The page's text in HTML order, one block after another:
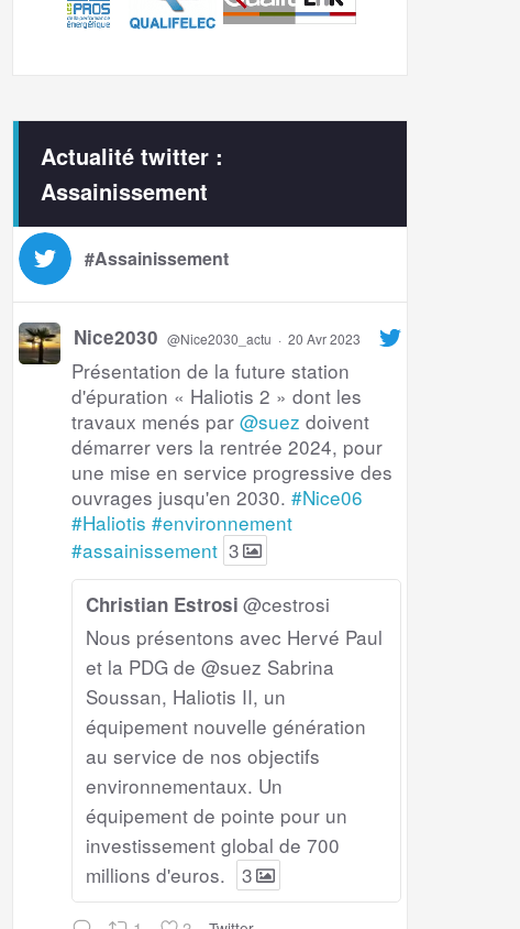
Actualité twitter :
Assainissement
#Assainissement
Nice2030 @Nice2030_actu · 20 Avr 2023
Présentation de la future station
d'épuration « Haliotis 2 » dont les
travaux menés par @suez doivent
démarrer vers la rentrée 2024, pour
une mise en service progressive des
ouvrages jusqu'en 2030. #Nice06
#Haliotis #environnement
#assainissement 3
Christian Estrosi @cestrosi
Nous présentons avec Hervé Paul
et la PDG de @suez Sabrina
Soussan, Haliotis II, un
équipement nouvelle génération
au service de nos objectifs
environnementaux. Un
équipement de pointe pour un
investissement global de 700
millions d'euros.
3